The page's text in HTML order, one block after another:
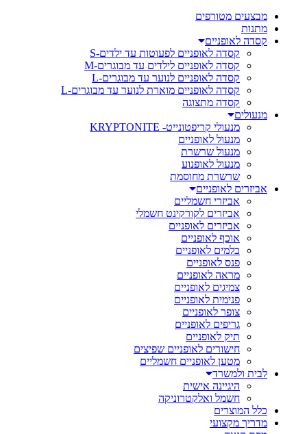
מבצעים מטורפים
מתנות
קסדה לאופניים
קסדה לאופניים לפעוטות עד ילדים-S
קסדה לאופניים לילדים עד מבוגרים-M
קסדה לאופניים לנוער עד מבוגרים-L
קסדה לאופניים מוארת לנוער עד מבוגרים-L
קסדה מתצוגה
מנעולים
מנעולי קריפטונייט- KRYPTONITE
מנעול לאופניים
מנעול שרשרת
מנעול לאופנוע
שרשרת מחוסמת
אביזרים לאופניים
אביזרי חשמליים
אביזרים לקורקינט חשמלי
אביזרים לאופניים
אוכף לאופניים
בלמים לאופניים
פנס לאופניים
מראה לאופניים
צמיגים לאופניים
פנימית לאופניים
צופר לאופניים
גריפים לאופניים
תיק לאופניים
חישורים לאופניים שפיצים
מטען לאופניים חשמליים
לבית ולמשרד
היגיינה אישית
חשמל ואלקטרוניקה
כלל המוצרים
מדריך מקצועי